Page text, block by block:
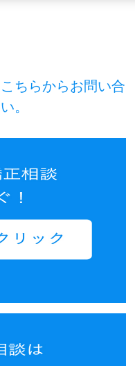
ちらからお問い合
。